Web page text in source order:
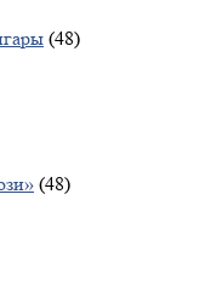
(48)
(48)